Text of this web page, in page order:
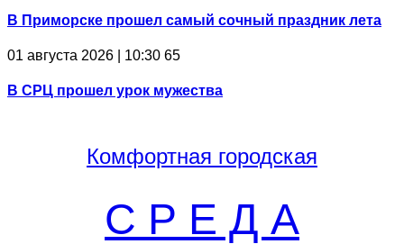
В Приморске прошел самый сочный праздник лета
01 августа 2026 | 10:30 65
В СРЦ прошел урок мужества
Комфортная городская
С Р Е Д А